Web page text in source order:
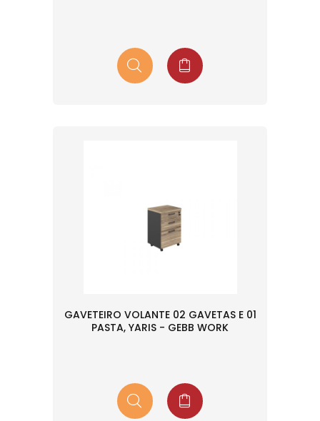
GAVETEIRO VOLANTE 02 GAVETAS E 01
PASTA, YARIS - GEBB WORK